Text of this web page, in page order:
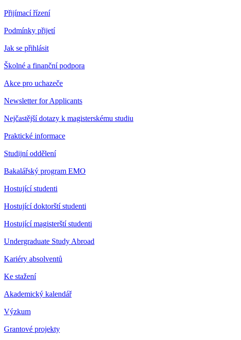
Přijímací řízení
Podmínky přijetí
Jak se přihlásit
Školné a finanční podpora
Akce pro uchazeče
Newsletter for Applicants
Nejčastější dotazy k magisterskému studiu
Praktické informace
Studijní oddělení
Bakalářský program EMO
Hostující studenti
Hostující doktorští studenti
Hostující magisterští studenti
Undergraduate Study Abroad
Kariéry absolventů
Ke stažení
Akademický kalendář
Výzkum
Grantové projekty